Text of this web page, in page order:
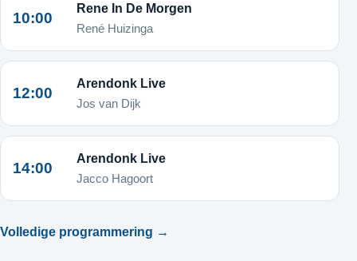
10:00
Rene In De Morgen
René Huizinga
12:00
Arendonk Live
Jos van Dijk
14:00
Arendonk Live
Jacco Hagoort
Volledige programmering →